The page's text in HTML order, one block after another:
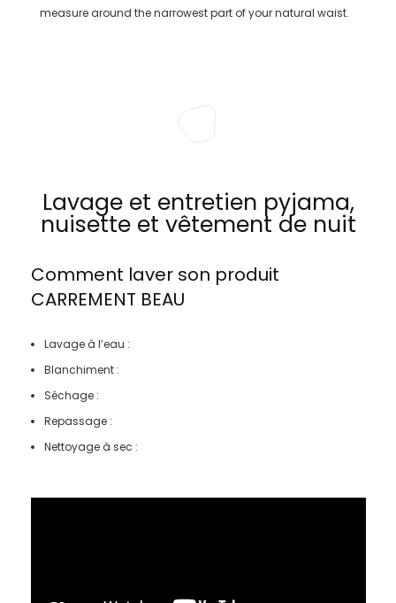
measure around the narrowest part of your natural waist.
Lavage et entretien pyjama,
nuisette et vêtement de nuit
Comment laver son produit
CARREMENT BEAU
Lavage à l’eau :
Blanchiment :
Séchage :
Repassage :
Nettoyage à sec :